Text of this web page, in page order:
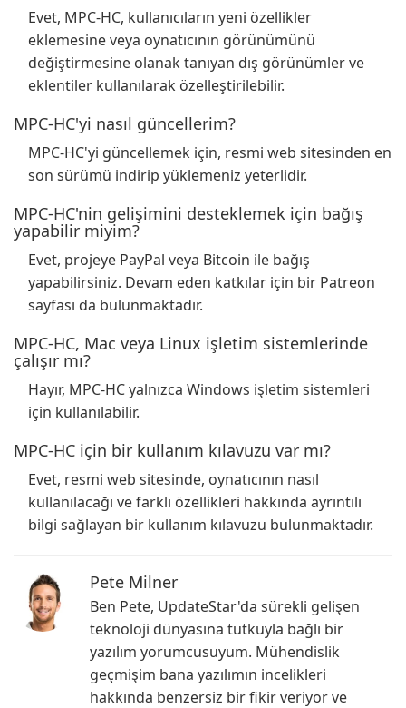
Evet, MPC-HC, kullanıcıların yeni özellikler
eklemesine veya oynatıcının görünümünü
değiştirmesine olanak tanıyan dış görünümler ve
eklentiler kullanılarak özelleştirilebilir.
MPC-HC'yi nasıl güncellerim?
MPC-HC'yi güncellemek için, resmi web sitesinden en
son sürümü indirip yüklemeniz yeterlidir.
MPC-HC'nin gelişimini desteklemek için bağış
yapabilir miyim?
Evet, projeye PayPal veya Bitcoin ile bağış
yapabilirsiniz. Devam eden katkılar için bir Patreon
sayfası da bulunmaktadır.
MPC-HC, Mac veya Linux işletim sistemlerinde
çalışır mı?
Hayır, MPC-HC yalnızca Windows işletim sistemleri
için kullanılabilir.
MPC-HC için bir kullanım kılavuzu var mı?
Evet, resmi web sitesinde, oynatıcının nasıl
kullanılacağı ve farklı özellikleri hakkında ayrıntılı
bilgi sağlayan bir kullanım kılavuzu bulunmaktadır.
Pete Milner
Ben Pete, UpdateStar'da sürekli gelişen
teknoloji dünyasına tutkuyla bağlı bir
yazılım yorumcusuyum. Mühendislik
geçmişim bana yazılımın incelikleri
hakkında benzersiz bir fikir veriyor ve